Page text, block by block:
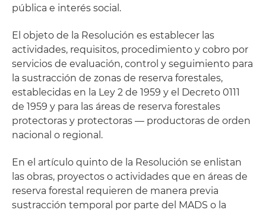
pública e interés social.
El objeto de la Resolución es establecer las
actividades, requisitos, procedimiento y cobro por
servicios de evaluación, control y seguimiento para
la sustracción de zonas de reserva forestales,
establecidas en la Ley 2 de 1959 y el Decreto 0111
de 1959 y para las áreas de reserva forestales
protectoras y protectoras — productoras de orden
nacional o regional.
En el artículo quinto de la Resolución se enlistan
las obras, proyectos o actividades que en áreas de
reserva forestal requieren de manera previa
sustracción temporal por parte del MADS o la